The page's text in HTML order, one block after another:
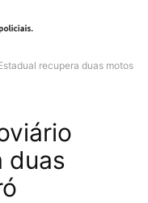
recupera duas motos
duas